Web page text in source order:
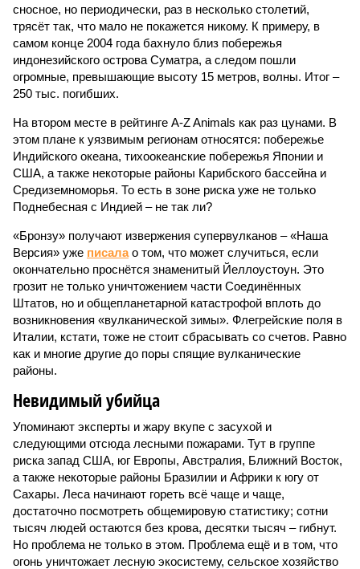
сносное, но периодически, раз в несколько столетий,
трясёт так, что мало не покажется никому. К примеру, в
самом конце 2004 года бахнуло близ побережья
индонезийского острова Суматра, а следом пошли
огромные, превышающие высоту 15 метров, волны. Итог –
250 тыс. погибших.
На втором месте в рейтинге A-Z Animals как раз цунами. В
этом плане к уязвимым регионам относятся: побережье
Индийского океана, тихо­океанские побережья Японии и
США, а также некоторые районы Карибского бассейна и
Средиземноморья. То есть в зоне риска уже не только
Поднебесная с Индией – не так ли?
«Бронзу» получают извержения супервулканов – «Наша
Версия» уже писалао том, что может случиться, если
окончательно проснётся знаменитый Йеллоустоун. Это
грозит не только уничтожением части Соединённых
Штатов, но и общепланетарной катастрофой вплоть до
возникновения «вулканической зимы». Флегрейские поля в
Италии, кстати, тоже не стоит сбрасывать со счетов. Равно
как и многие другие до поры спящие вулканические
районы.
Невидимый убийца
Упоминают эксперты и жару вкупе с засухой и
следующими отсюда лесными пожарами. Тут в группе
риска запад США, юг Европы, Австралия, Ближний Восток,
а также некоторые районы Бразилии и Африки к югу от
Сахары. Леса начинают гореть всё чаще и чаще,
достаточно посмотреть общемировую статистику; сотни
тысяч людей остаются без крова, десятки тысяч – гибнут.
Но проблема не только в этом. Проблема ещё и в том, что
огонь уничтожает лесную экосистему, сельское хозяйство